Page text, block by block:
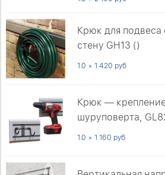
Крюк для подвеса
стену GH13 ()
1.0 × 1 420 руб
Крюк —
шуруповерта,
1.0 × 1 160 руб